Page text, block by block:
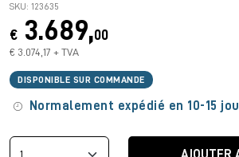
SKU: 123635
€ 3.689,00
€ 3.074,17 + TVA
DISPONIBLE SUR COMMANDE
Normalement expédié en 10-15
AJOUTER